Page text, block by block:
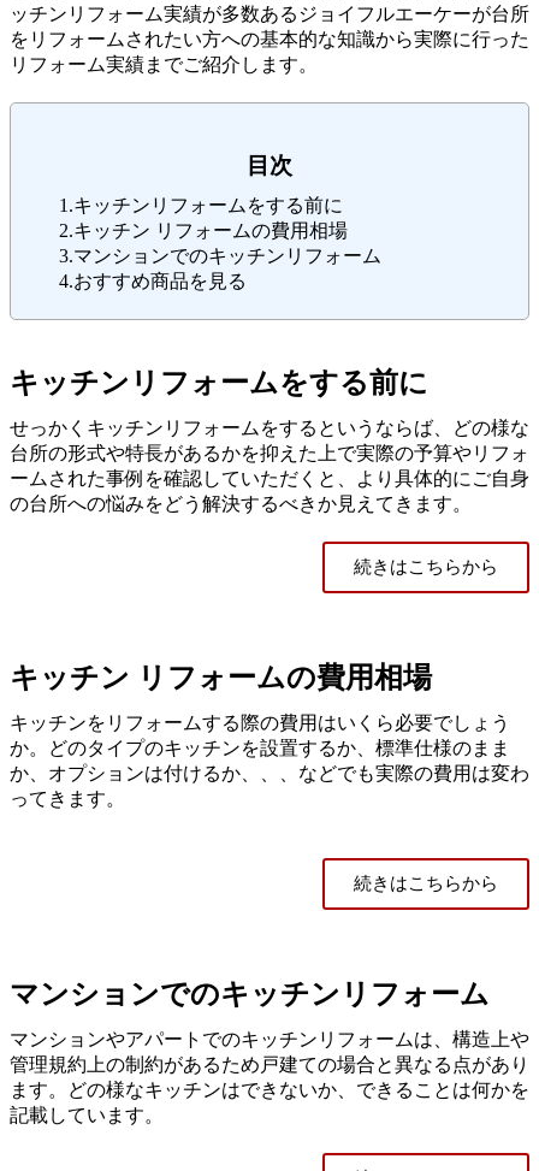
ッチンリフォーム実績が多数あるジョイフルエーケーが台所
をリフォームされたい方への基本的な知識から実際に行った
リフォーム実績までご紹介します。
目次
1.キッチンリフォームをする前に
2.キッチン リフォームの費用相場
3.マンションでのキッチンリフォーム
4.おすすめ商品を見る
キッチンリフォームをする前に
せっかくキッチンリフォームをするというならば、どの様な
台所の形式や特長があるかを抑えた上で実際の予算やリフォ
ームされた事例を確認していただくと、より具体的にご自身
の台所への悩みをどう解決するべきか見えてきます。
続きはこちらから
キッチン リフォームの費用相場
キッチンをリフォームする際の費用はいくら必要でしょう
か。どのタイプのキッチンを設置するか、標準仕様のまま
か、オプションは付けるか、、、などでも実際の費用は変わ
ってきます。
続きはこちらから
マンションでのキッチンリフォーム
マンションやアパートでのキッチンリフォームは、構造上や
管理規約上の制約があるため戸建ての場合と異なる点があり
ます。どの様なキッチンはできないか、できることは何かを
記載しています。